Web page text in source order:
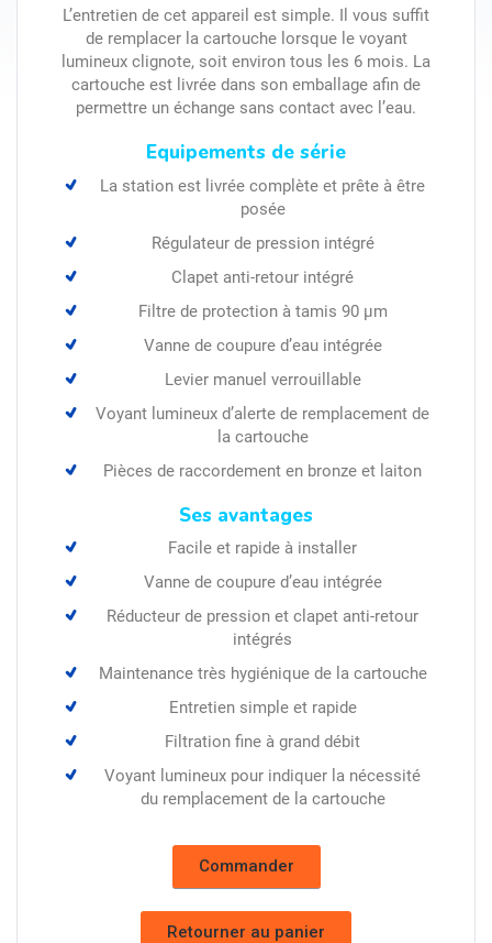
L’entretien de cet appareil est simple. Il vous suffit
de remplacer la cartouche lorsque le voyant
lumineux clignote, soit environ tous les 6 mois. La
cartouche est livrée dans son emballage afin de
permettre un échange sans contact avec l’eau.
Equipements de série
La station est livrée complète et prête à être
posée
Régulateur de pression intégré
Clapet anti-retour intégré
Filtre de protection à tamis 90 μm
Vanne de coupure d’eau intégrée
Levier manuel verrouillable
Voyant lumineux d’alerte de remplacement de
la cartouche
Pièces de raccordement en bronze et laiton
Ses avantages
Facile et rapide à installer
Vanne de coupure d’eau intégrée
Réducteur de pression et clapet anti-retour
intégrés
Maintenance très hygiénique de la cartouche
Entretien simple et rapide
Filtration fine à grand débit
Voyant lumineux pour indiquer la nécessité
du remplacement de la cartouche
Commander
Retourner au panier